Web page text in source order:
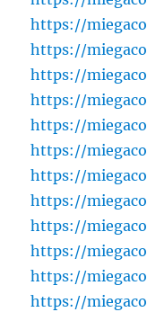
https://
https://
https://
https://
https://
https://
https://
https://
https://
https://
https://
https://